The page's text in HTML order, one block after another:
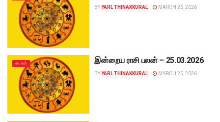
BYYARL THINAKKURAL MARCH 26, 2026
கடகம் இன்றைய ராசி பலன் – 25.03.2026
BYYARL THINAKKURAL MARCH 25, 2026